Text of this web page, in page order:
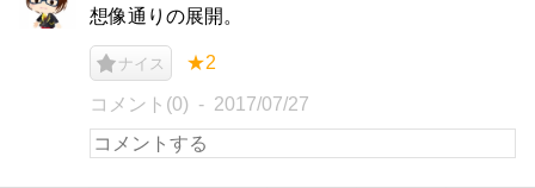
想像通りの展開。
ナイス ★2
コメント(0) 2017/07/27